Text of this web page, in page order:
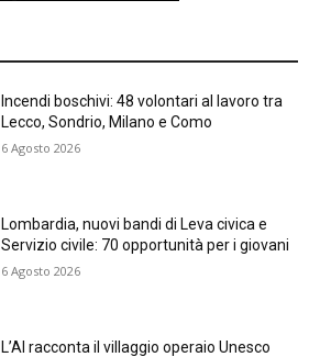
Incendi boschivi: 48 volontari al lavoro tra
Lecco, Sondrio, Milano e Como
6 Agosto 2026
Lombardia, nuovi bandi di Leva civica e
Servizio civile: 70 opportunità per i giovani
6 Agosto 2026
L’AI racconta il villaggio operaio Unesco